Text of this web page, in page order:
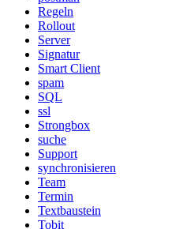
Regeln
Rollout
Server
Signatur
Smart Client
spam
SQL
ssl
Strongbox
suche
Support
synchronisieren
Team
Termin
Textbaustein
Tobit